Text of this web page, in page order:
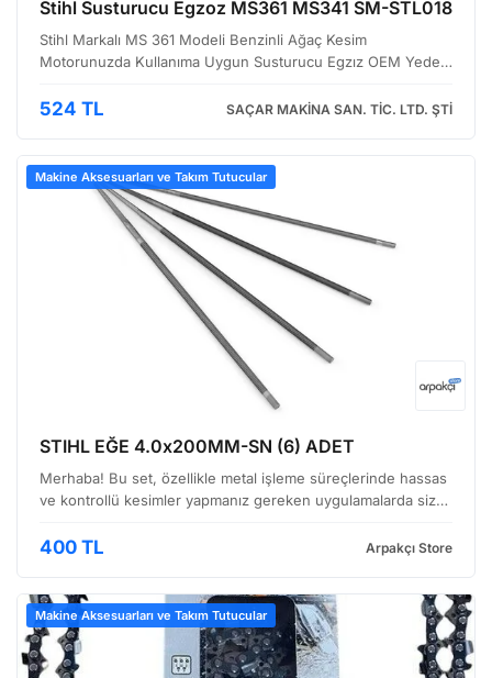
Stihl Susturucu Egzoz MS361 MS341 SM-STL018
Stihl Markalı MS 361 Modeli Benzinli Ağaç Kesim
Motorunuzda Kullanıma Uygun Susturucu Egzız OEM Yedek
524 TL SAÇAR MAKİNA SAN. TİC. LTD. ŞTİ
Makine Aksesuarları ve Takım Tutucular
STIHL EĞE 4.0x200MM-SN (6) ADET
Merhaba! Bu set, özellikle metal işleme süreçlerinde hassas
ve kontrollü kesimler yapmanız gereken uygulamalarda size
STIHL'in dayanıklılık ve performans konusundak…
400 TL Arpakçı Store
Makine Aksesuarları ve Takım Tutucular